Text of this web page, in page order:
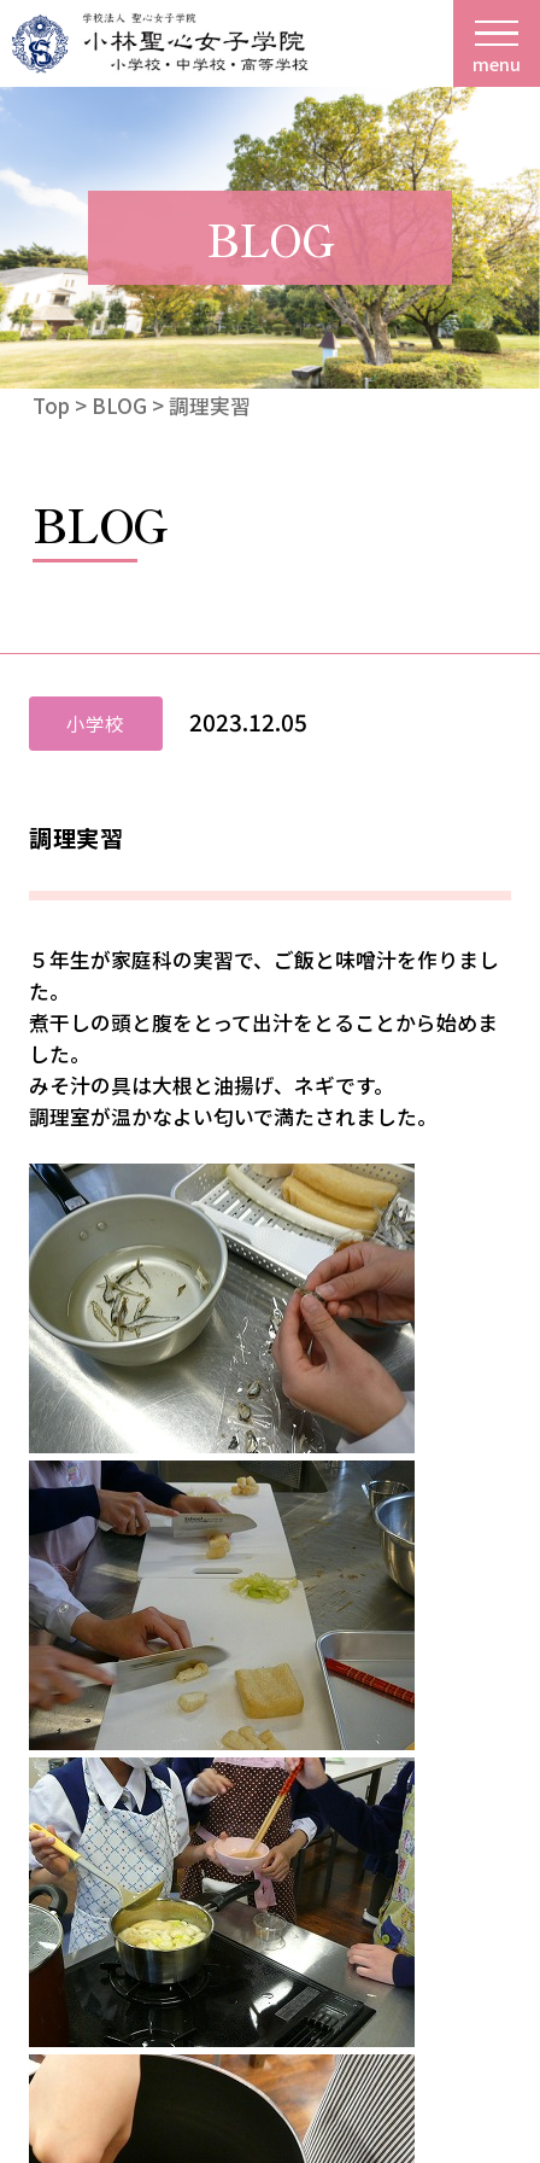
menu
BLOG
Top > BLOG > 調理実習
BLOG
小学校 2023.12.05
調理実習
５年生が家庭科の実習で、ご飯と味噌汁を作りまし
た。
煮干しの頭と腹をとって出汁をとることから始めま
した。
みそ汁の具は大根と油揚げ、ネギです。
調理室が温かなよい匂いで満たされました。